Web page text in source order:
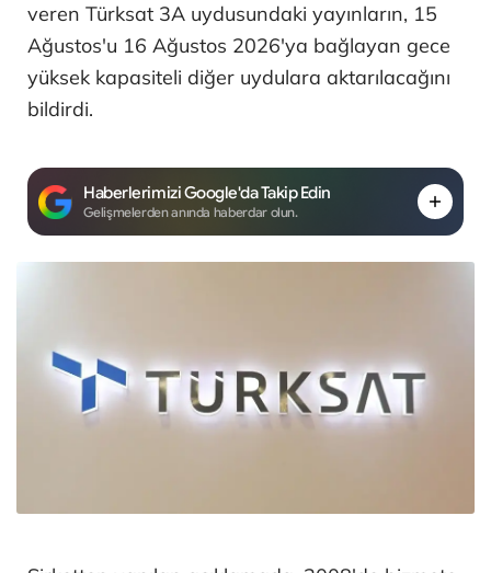
veren Türksat 3A uydusundaki yayınların, 15
Ağustos'u 16 Ağustos 2026'ya bağlayan gece
yüksek kapasiteli diğer uydulara aktarılacağını
bildirdi.
Haberlerimizi Google'da Takip Edin
Gelişmelerden anında haberdar olun.